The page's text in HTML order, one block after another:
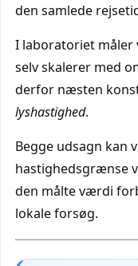
den samlede
I laboratoriet måler
selv skalerer med
derfor næsten
lyshastighed.
Begge udsagn kan
hastighedsgrænse
den målte værdi
lokale forsøg.